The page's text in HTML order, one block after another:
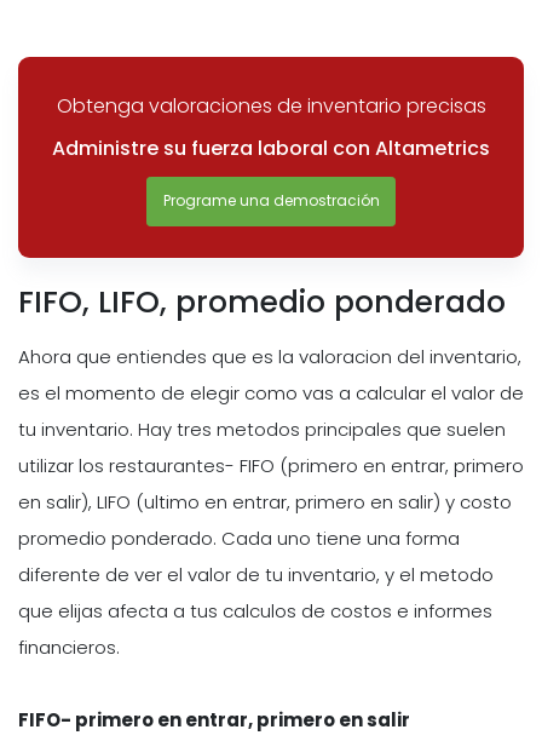
Obtenga valoraciones de inventario precisas
Administre su fuerza laboral con Altametrics
Programe una demostración
FIFO, LIFO, promedio ponderado
Ahora que entiendes que es la valoracion del inventario,
es el momento de elegir como vas a calcular el valor de
tu inventario. Hay tres metodos principales que suelen
utilizar los restaurantes- FIFO (primero en entrar, primero
en salir), LIFO (ultimo en entrar, primero en salir) y costo
promedio ponderado. Cada uno tiene una forma
diferente de ver el valor de tu inventario, y el metodo
que elijas afecta a tus calculos de costos e informes
financieros.
FIFO- primero en entrar, primero en salir